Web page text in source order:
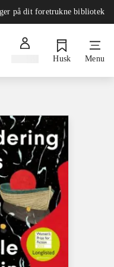
på dit foretrukne bibliotek
Husk Menu